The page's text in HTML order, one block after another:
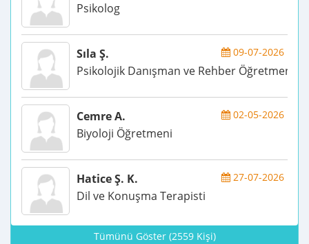
Psikolog
09-07-2026
Sıla Ş.
Psikolojik Danışman ve Rehber Öğretmen
02-05-2026
Cemre A.
Biyoloji Öğretmeni
27-07-2026
Hatice Ş. K.
Dil ve Konuşma Terapisti
Tümünü Göster (2559 Kişi)